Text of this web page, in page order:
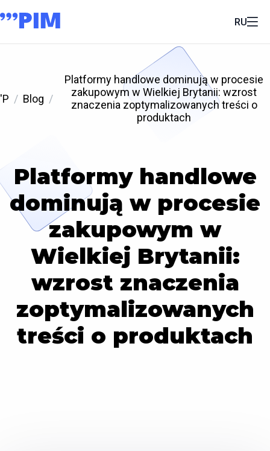
RU
'P Blog
Platformy handlowe dominują w procesie
zakupowym w Wielkiej Brytanii: wzrost
znaczenia zoptymalizowanych treści o
produktach
Platformy handlowe
dominują w procesie
zakupowym w
Wielkiej Brytanii:
wzrost znaczenia
zoptymalizowanych
treści o produktach